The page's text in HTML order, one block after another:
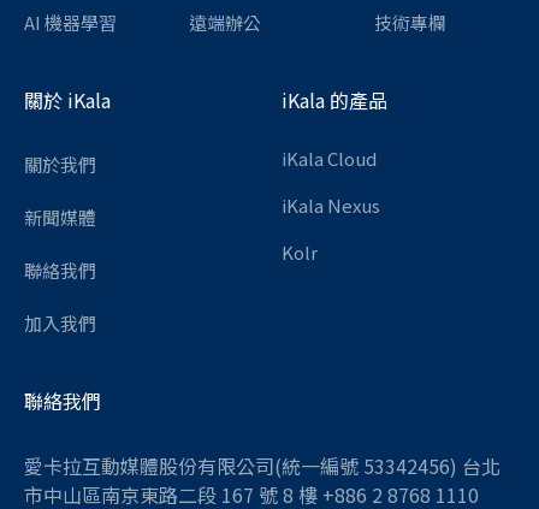
AI 機器學習 遠端辦公 技術專欄
關於 iKala
關於我們
新聞媒體
聯絡我們
加入我們
iKala 的產品
iKala Cloud
iKala Nexus
Kolr
聯絡我們
愛卡拉互動媒體股份有限公司(統一編號 53342456) 台北
市中山區南京東路二段 167 號 8 樓 +886 2 8768 1110